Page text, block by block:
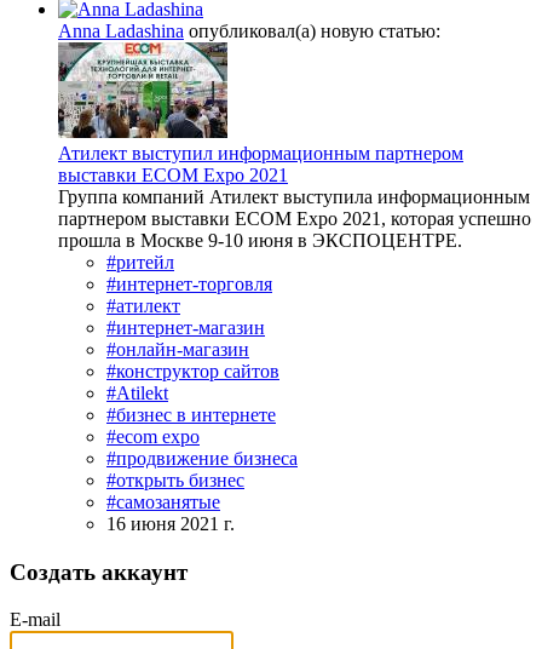
Anna Ladashina опубликовал(а) новую статью:
Атилект выступил информационным партнером
выставки ECOM Expo 2021
Группа компаний Атилект выступила информационным
партнером выставки ECOM Expo 2021, которая успешно
прошла в Москве 9-10 июня в ЭКСПОЦЕНТРЕ.
#ритейл
#интернет-торговля
#атилект
#интернет-магазин
#онлайн-магазин
#конструктор сайтов
#Atilekt
#бизнес в интернете
#ecom expo
#продвижение бизнеса
#открыть бизнес
#самозанятые
16 июня 2021 г.
Создать аккаунт
E-mail